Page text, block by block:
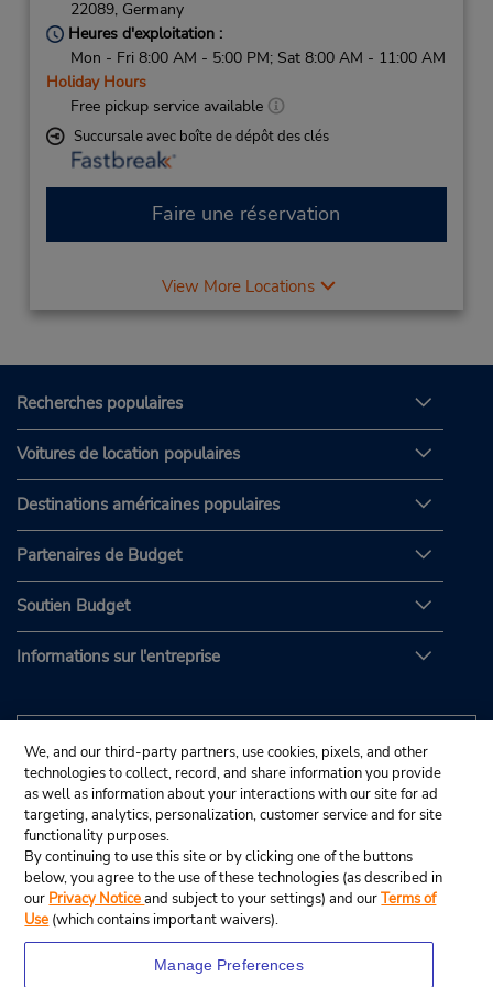
22089, Germany
Heures d'exploitation :
Mon - Fri 8:00 AM - 5:00 PM; Sat 8:00 AM - 11:00 AM
Holiday Hours
Free pickup service available
Succursale avec boîte de dépôt des clés
Faire une réservation
View More Locations
Recherches populaires
Voitures de location populaires
Destinations américaines populaires
Partenaires de Budget
Soutien Budget
Informations sur l'entreprise
We, and our third-party partners, use cookies, pixels, and other
technologies to collect, record, and share information you provide
as well as information about your interactions with our site for ad
targeting, analytics, personalization, customer service and for site
functionality purposes.
By continuing to use this site or by clicking one of the buttons
below, you agree to the use of these technologies (as described in
our Privacy Noticeand subject to your settings) and ourTerms of
Use (which contains important waivers).
Manage Preferences